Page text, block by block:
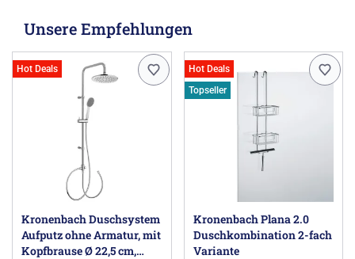
Unsere Empfehlungen
Hot Deals
Kronenbach Duschsystem
Aufputz ohne Armatur, mit
Kopfbrause Ø 22,5 cm,
Hot Deals
Topseller
Kronenbach Plana 2.0
Duschkombination 2-fach
Variante